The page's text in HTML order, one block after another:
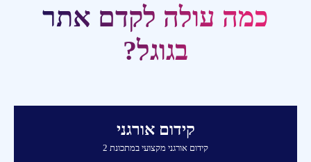
כמה עולה לקדם אתר
בגוגל?
קידום אורגני
קידום אורגני מקצועי במתכונת 2